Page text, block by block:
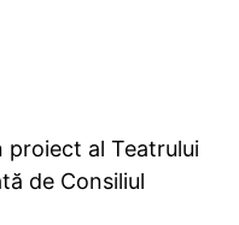
proiect al Teatrului
de Consiliul